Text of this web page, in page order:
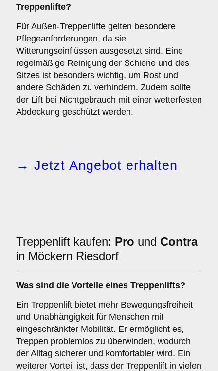
Treppenlifte?
Für Außen-Treppenlifte gelten besondere
Pflegeanforderungen, da sie
Witterungseinflüssen ausgesetzt sind. Eine
regelmäßige Reinigung der Schiene und des
Sitzes ist besonders wichtig, um Rost und
andere Schäden zu verhindern. Zudem sollte
der Lift bei Nichtgebrauch mit einer wetterfesten
Abdeckung geschützt werden.
→ Jetzt Angebot erhalten
Treppenlift kaufen: Pro und Contra
in Möckern Riesdorf
Was sind die Vorteile eines Treppenlifts?
Ein Treppenlift bietet mehr Bewegungsfreiheit
und Unabhängigkeit für Menschen mit
eingeschränkter Mobilität. Er ermöglicht es,
Treppen problemlos zu überwinden, wodurch
der Alltag sicherer und komfortabler wird. Ein
weiterer Vorteil ist, dass der Treppenlift in vielen